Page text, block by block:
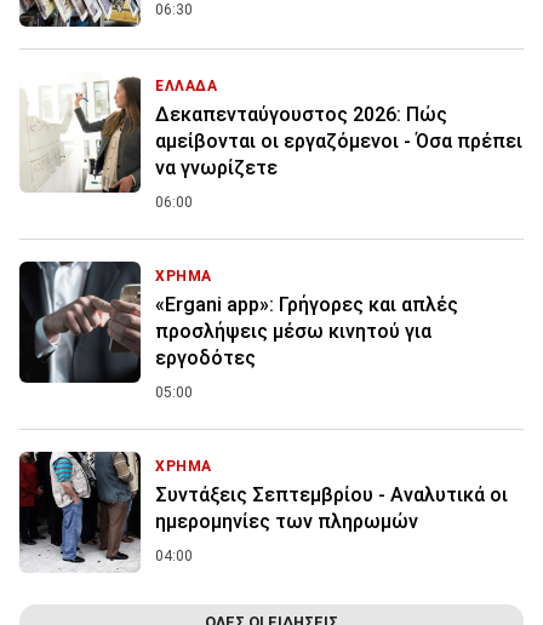
06:30
ΕΛΛΑΔΑ
Δεκαπενταύγουστος 2026: Πώς
αμείβονται οι εργαζόμενοι - Όσα πρέπει
να γνωρίζετε
06:00
ΧΡΗΜΑ
«Ergani app»: Γρήγορες και απλές
προσλήψεις μέσω κινητού για
εργοδότες
05:00
ΧΡΗΜΑ
Συντάξεις Σεπτεμβρίου - Αναλυτικά οι
ημερομηνίες των πληρωμών
04:00